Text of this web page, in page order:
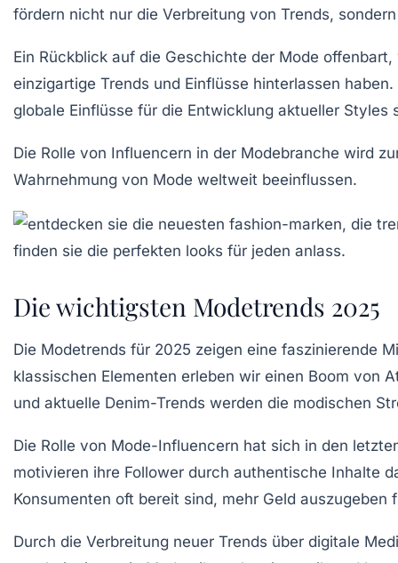
fördern nicht nur die Verbreitung von Trends,
Ein Rückblick auf die Geschichte der Mode
einzigartige Trends und Einflüsse hinterlassen
globale Einflüsse für die Entwicklung aktueller Styles
Die Rolle von Influencern in der Modebranche wird
Wahrnehmung von Mode weltweit beeinflussen.
Die wichtigsten Modetrends 2025
Die Modetrends für 2025 zeigen eine faszinierende
klassischen Elementen erleben wir einen Boom von
und aktuelle Denim-Trends werden die modischen
Die Rolle von Mode-Influencern hat sich in den
motivieren ihre Follower durch authentische Inhalte
Konsumenten oft bereit sind, mehr Geld
Durch die Verbreitung neuer Trends über digitale